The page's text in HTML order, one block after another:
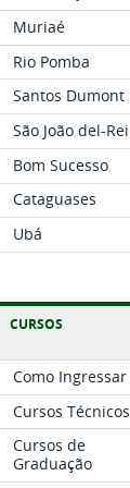
Muriaé
Rio Pomba
Santos Dumont
São João del-Rei
Bom Sucesso
Cataguases
Ubá
CURSOS
Como Ingressar
Cursos Técnicos
Cursos de
Graduação